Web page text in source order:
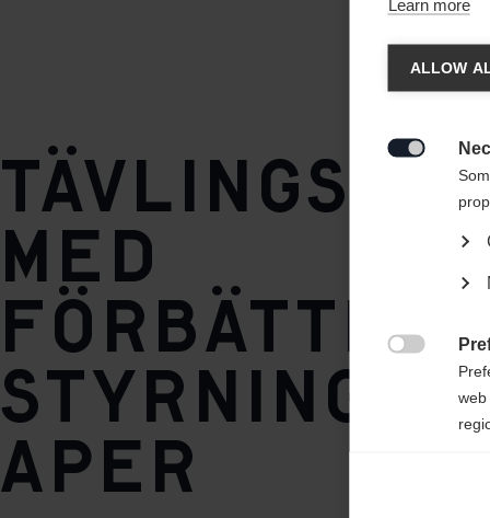
AIR CORE® Carbon
Plate
IFP
med
aper
Learn more
ALLOW
web